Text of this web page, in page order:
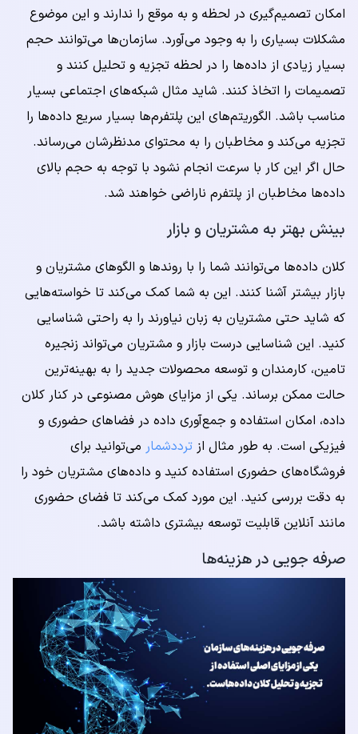
امکان تصمیم‌گیری در لحظه و به موقع را ندارند و این موضوع
مشکلات بسیاری را به وجود می‌آورد. سازمان‌ها می‌توانند حجم
بسیار زیادی از داده‌ها را در لحظه تجزیه و تحلیل کنند و
تصمیمات را اتخاذ کنند. شاید مثال شبکه‌های اجتماعی بسیار
مناسب باشد. الگوریتم‌های این پلتفرم‌ها بسیار سریع داده‌ها را
تجزیه می‌کند و مخاطبان را به محتوای مدنظرشان می‌رساند.
حال اگر این کار با سرعت انجام نشود با توجه به حجم بالای
داده‌ها مخاطبان از پلتفرم ناراضی خواهند شد.
بینش بهتر به مشتریان و بازار
کلان داده‌ها می‌توانند شما را با روندها و الگوهای مشتریان و
بازار بیشتر آشنا کنند. این به شما کمک می‌کند تا خواسته‌هایی
که شاید حتی مشتریان به زبان نیاورند را به راحتی شناسایی
کنید. این شناسایی درست بازار و مشتریان می‌تواند زنجیره
تامین، کارمندان و توسعه محصولات جدید را به بهینه‌ترین
حالت ممکن برساند. یکی از مزایای هوش مصنوعی در کنار کلان
داده، امکان استفاده و جمع‌آوری داده در فضاهای حضوری و
فیزیکی است. به طور مثال از ترددشمار می‌توانید برای
فروشگاه‌های حضوری استفاده کنید و داده‌های مشتریان خود را
به دقت بررسی کنید. این مورد کمک می‌کند تا فضای حضوری
مانند آنلاین قابلیت توسعه بیشتری داشته باشد.
صرفه جویی در هزینه‌ها